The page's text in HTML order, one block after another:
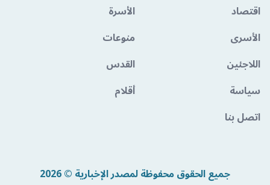
اقتصاد
الأسرة
الأسرى
منوعات
اللاجئين
القدس
سياسة
أقلام
اتصل بنا
جميع الحقوق محفوظة لمصدر الإخبارية © 2026